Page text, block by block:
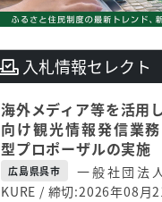
入札情報セレクト
海外メディア等を活用
向け観光情報発信業
型プロポーザルの実施
広島県呉市
一般社団法
KURE / 締切:2026年08月